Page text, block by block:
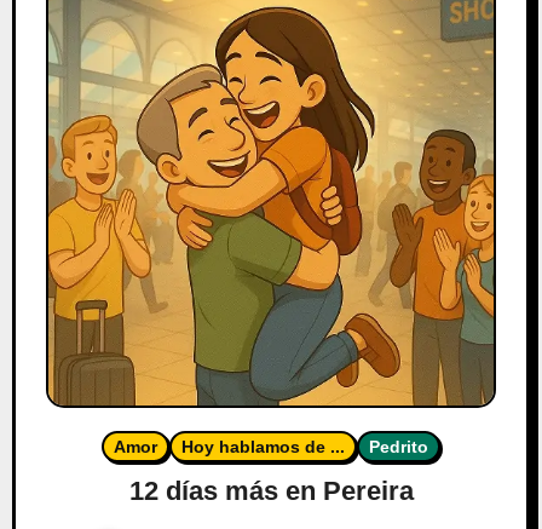
Amor Hoy hablamos de ... Pedrito
12 días más en Pereira